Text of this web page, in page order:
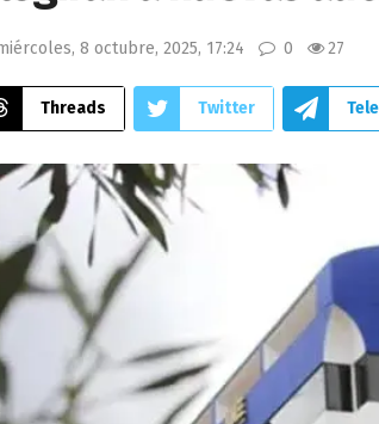
8 octubre, 2025, 17:24 0 27
Threads Twitter